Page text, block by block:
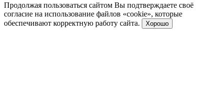
Продолжая пользоваться сайтом Вы подтверждаете своё
согласие на использование файлов «cookie», которые
обеспечивают корректную работу сайта.
Хорошо